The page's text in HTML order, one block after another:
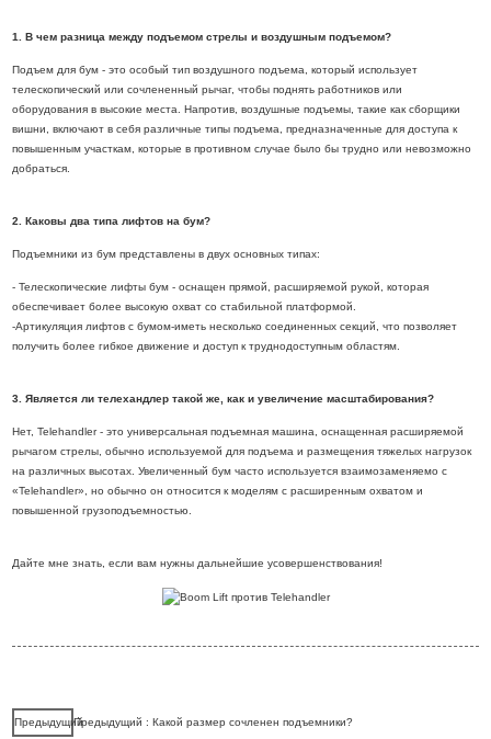
1. В чем разница между подъемом стрелы и воздушным подъемом?
Подъем для бум - это особый тип воздушного подъема, который использует
телескопический или сочлененный рычаг, чтобы поднять работников или
оборудования в высокие места. Напротив, воздушные подъемы, такие как сборщики
вишни, включают в себя различные типы подъема, предназначенные для доступа к
повышенным участкам, которые в противном случае было бы трудно или невозможно
добраться.
2. Каковы два типа лифтов на бум?
Подъемники из бум представлены в двух основных типах:
- Телескопические лифты бум - оснащен прямой, расширяемой рукой, которая
обеспечивает более высокую охват со стабильной платформой.
-Артикуляция лифтов с бумом-иметь несколько соединенных секций, что позволяет
получить более гибкое движение и доступ к труднодоступным областям.
3. Является ли телехандлер такой же, как и увеличение масштабирования?
Нет, Telehandler - это универсальная подъемная машина, оснащенная расширяемой
рычагом стрелы, обычно используемой для подъема и размещения тяжелых нагрузок
на различных высотах. Увеличенный бум часто используется взаимозаменяемо с
«Telehandler», но обычно он относится к моделям с расширенным охватом и
повышенной грузоподъемностью.
Дайте мне знать, если вам нужны дальнейшие усовершенствования!
ПредыдущийПредыдущий : Какой размер сочленен подъемники?